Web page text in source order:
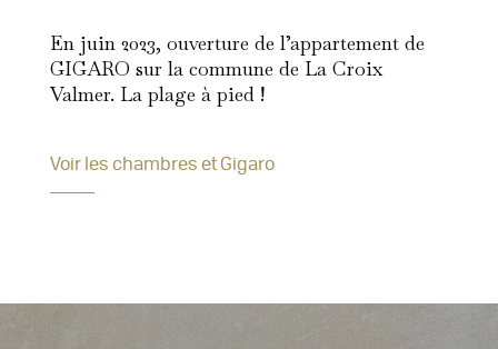
En juin 2023, ouverture de l’appartement de
GIGARO sur la commune de La Croix
Valmer. La plage à pied !
Voir les chambres et Gigaro